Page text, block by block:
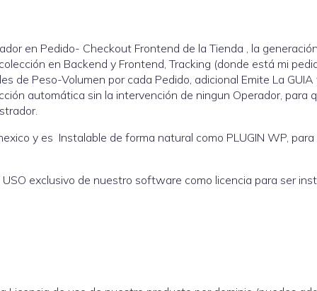
en Pedido- Checkout Frontend de la Tienda , la
en Backend y Frontend, Tracking (donde está mi
de Peso-Volumen por cada Pedido, adicional Emite La
automática sin la intervención de ningun Operador, para
y es Instalable de forma natural como PLUGIN WP,
exclusivo de nuestro software como licencia para ser